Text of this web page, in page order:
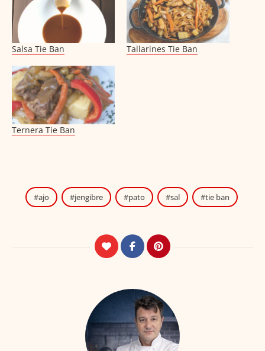
Salsa Tie Ban Tallarines Tie Ban
Ternera Tie Ban
ajo jengibre pato sal tie ban